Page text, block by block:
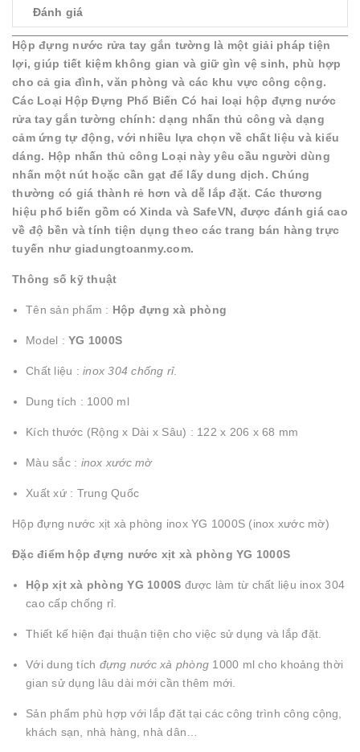
Đánh giá
Hộp đựng nước rửa tay gắn tường là một giải pháp tiện
lợi, giúp tiết kiệm không gian và giữ gìn vệ sinh, phù hợp
cho cả gia đình, văn phòng và các khu vực công cộng.
Các Loại Hộp Đựng Phổ Biến Có hai loại hộp đựng nước
rửa tay gắn tường chính: dạng nhấn thủ công và dạng
cảm ứng tự động, với nhiều lựa chọn về chất liệu và kiểu
dáng. Hộp nhấn thủ công Loại này yêu cầu người dùng
nhấn một nút hoặc cần gạt để lấy dung dịch. Chúng
thường có giá thành rẻ hơn và dễ lắp đặt. Các thương
hiệu phổ biến gồm có Xinda và SafeVN, được đánh giá cao
về độ bền và tính tiện dụng theo các trang bán hàng trực
tuyến như giadungtoanmy.com.
Thông số kỹ thuật
Tên sản phẩm : Hộp đựng xà phòng
Model : YG 1000S
Chất liệu : inox 304 chống rỉ.
Dung tích : 1000 ml
Kích thước (Rộng x Dài x Sâu) : 122 x 206 x 68 mm
Màu sắc : inox xước mờ
Xuất xứ : Trung Quốc
Hộp đựng nước xịt xà phòng inox YG 1000S (inox xước mờ)
Đặc điểm hộp đựng nước xịt xà phòng YG 1000S
Hộp xịt xà phòng YG 1000S được làm từ chất liệu inox 304
cao cấp chống rỉ.
Thiết kế hiện đại thuận tiện cho việc sử dụng và lắp đặt.
Với dung tích đựng nước xà phòng 1000 ml cho khoảng thời
gian sử dụng lâu dài mới cần thêm mới.
Sản phẩm phù hợp với lắp đặt tại các công trình công cộng,
khách sạn, nhà hàng, nhà dân…